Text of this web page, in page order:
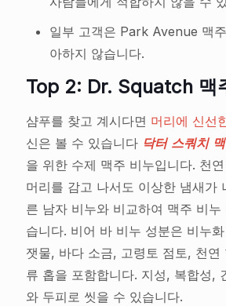
일부 고객은 Park Avenue 맥
아하지 않습니다.
Top 2: Dr. Squatch 맥
샴푸를 찾고 계시다면 머리에 신선
신은 볼 수 있습니다 닥터 스쿼치
을 위한 수제 맥주 비누입니다. 천
머리를 감고 나서도 이상한 냄새가
른 남자 비누와 비교하여 맥주 비누
습니다. 비어 바 비누 성분은 비누
잿물, 바다 소금, 고령토 점토, 천연
류 홉을 포함합니다. 지성, 복합성,
와 두피로 씻을 수 있습니다.